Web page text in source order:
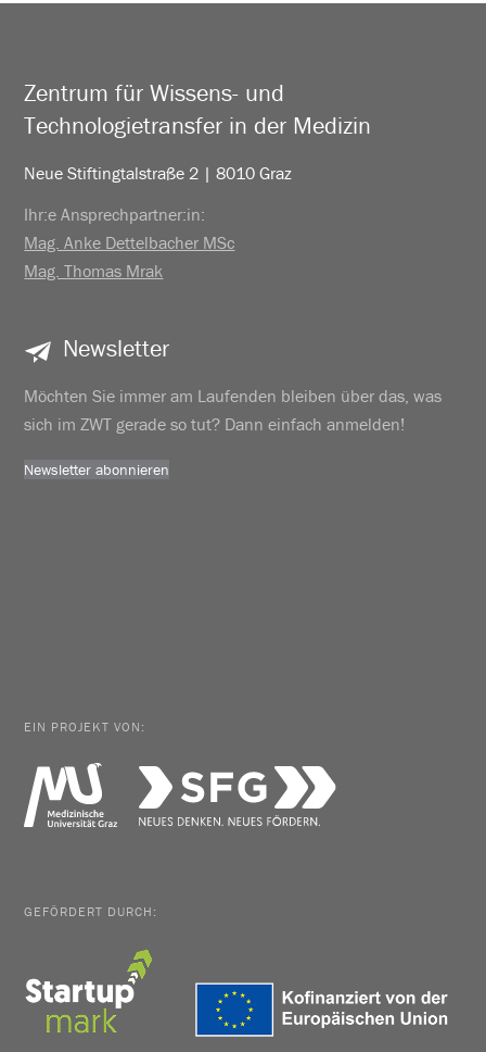
Zentrum für Wissens- und
Technologietransfer in der Medizin
Neue Stiftingtalstraße 2 | 8010 Graz
Ihr:e Ansprechpartner:in:
Mag. Anke Dettelbacher MSc
Mag. Thomas Mrak
Newsletter
Möchten Sie immer am Laufenden bleiben über das, was
sich im ZWT gerade so tut? Dann einfach anmelden!
Newsletter abonnieren
EIN PROJEKT VON:
GEFÖRDERT DURCH: